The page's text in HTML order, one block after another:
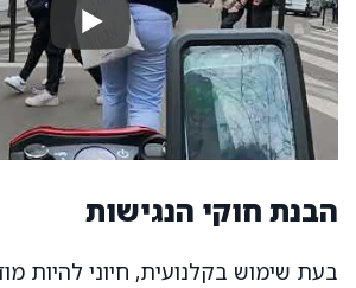
הבנת חוקי הנגישות
בעת שימוש בקלנועית, חיוני להיות